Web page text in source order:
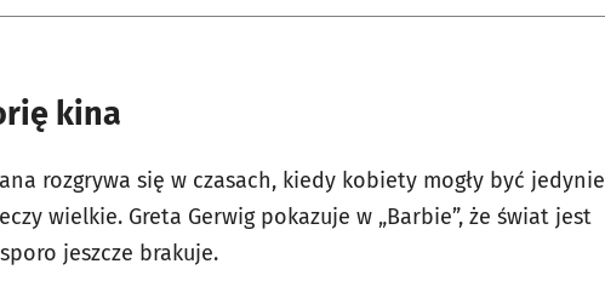
kina
rozgrywa się w czasach, kiedy kobiety mogły być jedynie
wielkie. Greta Gerwig pokazuje w „Barbie”, że świat jest
jeszcze brakuje.